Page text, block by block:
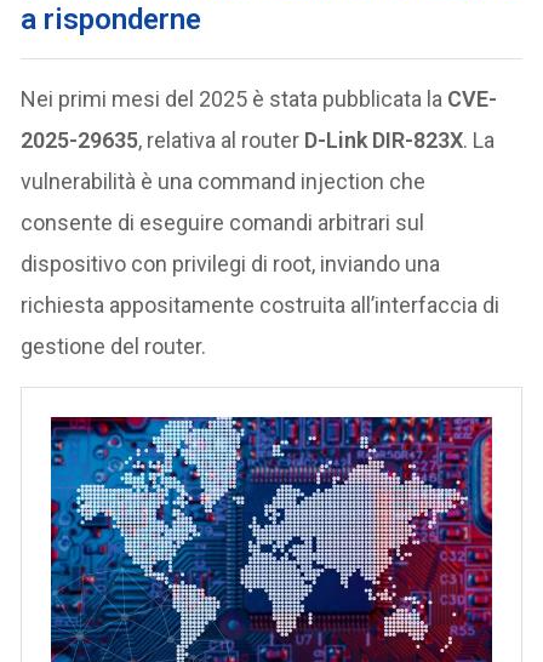
a risponderne
Nei primi mesi del 2025 è stata pubblicata la CVE-
2025-29635, relativa al router D-Link DIR-823X. La
vulnerabilità è una command injection che
consente di eseguire comandi arbitrari sul
dispositivo con privilegi di root, inviando una
richiesta appositamente costruita all’interfaccia di
gestione del router.